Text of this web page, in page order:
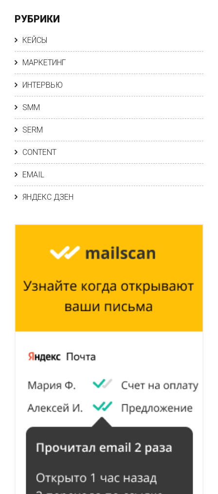
РУБРИКИ
КЕЙСЫ
МАРКЕТИНГ
ИНТЕРВЬЮ
SMM
SERM
CONTENT
EMAIL
ЯНДЕКС ДЗЕН